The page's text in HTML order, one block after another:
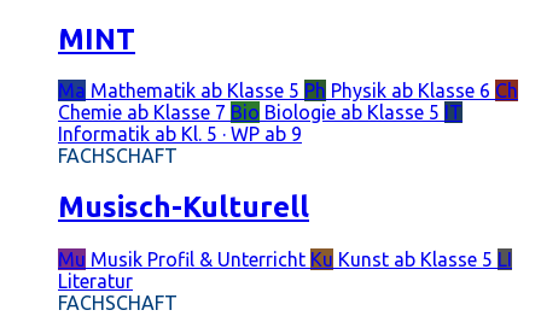
MINT
Ma Mathematik ab Klasse 5 Ph Physik ab Klasse 6 Ch
Chemie ab Klasse 7 Bio Biologie ab Klasse 5 IT
Informatik ab Kl. 5 · WP ab 9
FACHSCHAFT
Musisch-Kulturell
Mu Musik Profil & Unterricht Ku Kunst ab Klasse 5 LI
Literatur
FACHSCHAFT